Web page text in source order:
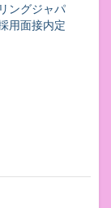
ングジャパ
用面接内定